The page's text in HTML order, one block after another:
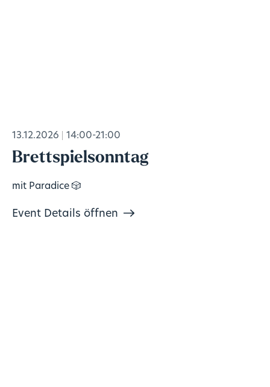
13.12.2026 14:00-21:00
Brettspielsonntag
mit Paradice 🎲
Event Details öffnen